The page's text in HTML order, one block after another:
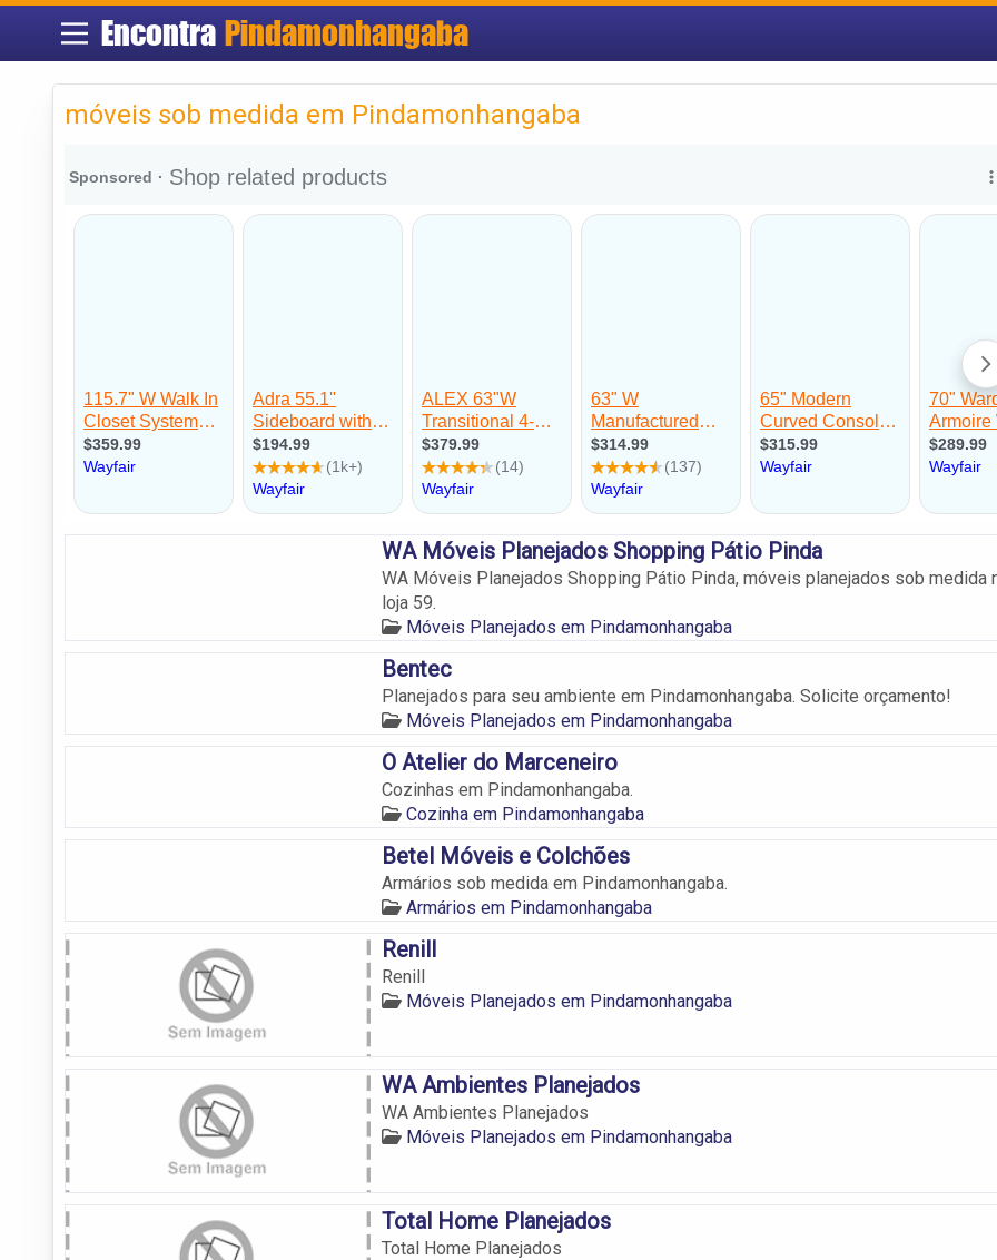
Encontra Pindamonhangaba
móveis sob medida em Pindamonhangaba
WA Móveis Planejados Shopping Pátio Pinda
WA Móveis Planejados Shopping Pátio Pinda, móveis planejados sob medida
loja 59.
Móveis Planejados em Pindamonhangaba
Bentec
Planejados para seu ambiente em Pindamonhangaba. Solicite orçamento!
Móveis Planejados em Pindamonhangaba
O Atelier do Marceneiro
Cozinhas em Pindamonhangaba.
Cozinha em Pindamonhangaba
Betel Móveis e Colchões
Armários sob medida em Pindamonhangaba.
Armários em Pindamonhangaba
Renill
Renill
Móveis Planejados em Pindamonhangaba
WA Ambientes Planejados
WA Ambientes Planejados
Móveis Planejados em Pindamonhangaba
Total Home Planejados
Total Home Planejados